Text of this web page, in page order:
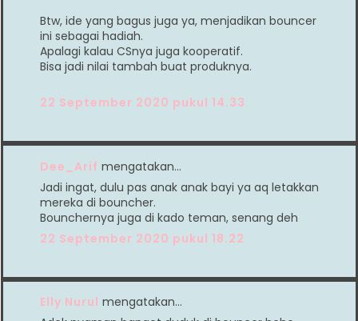
Btw, ide yang bagus juga ya, menjadikan bouncer
ini sebagai hadiah.
Apalagi kalau CSnya juga kooperatif.
Bisa jadi nilai tambah buat produknya.
22 September 2020 pukul 14.33
Dee_Arif mengatakan…
Jadi ingat, dulu pas anak anak bayi ya aq letakkan
mereka di bouncher.
Bounchernya juga di kado teman, senang deh
22 September 2020 pukul 18.22
Elly Nurul mengatakan…